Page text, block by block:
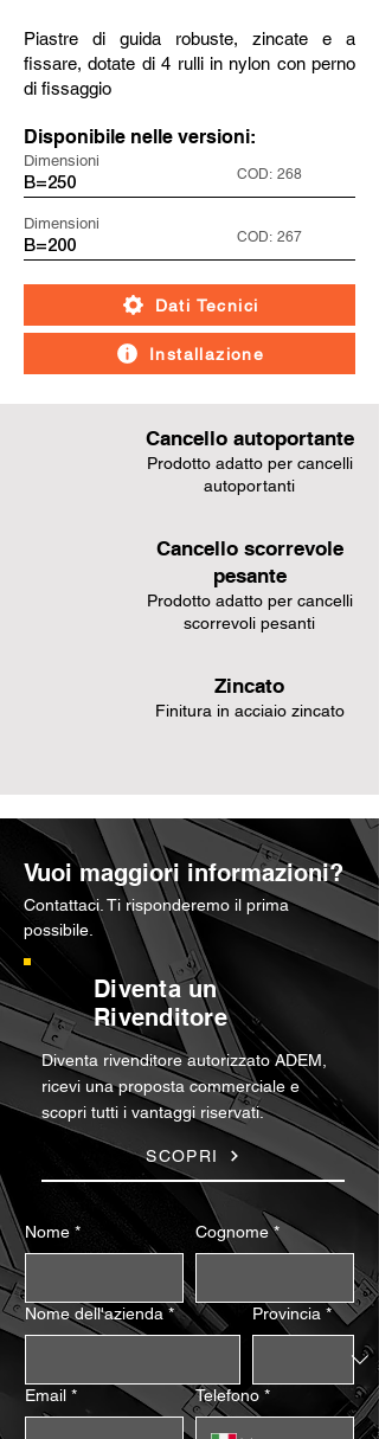
Piastre di guida robuste, zincate e a
fissare, dotate di 4 rulli in nylon con perno
di fissaggio
Disponibile nelle versioni:
Dimensioni
B=250
COD: 268
Dimensioni
B=200
COD: 267
Dati Tecnici
Installazione
Cancello autoportante
Prodotto adatto per cancelli
autoportanti
Cancello scorrevole
pesante
Prodotto adatto per cancelli
scorrevoli pesanti
Zincato
Finitura in acciaio zincato
Vuoi maggiori informazioni?
Contattaci. Ti risponderemo il prima
possibile.
Diventa un
Rivenditore
Diventa rivenditore autorizzato ADEM,
ricevi una proposta commerciale e
scopri tutti i vantaggi riservati.
SCOPRI
Nome * Cognome *
Nome dell'azienda * Provincia *
Email * Telefono *